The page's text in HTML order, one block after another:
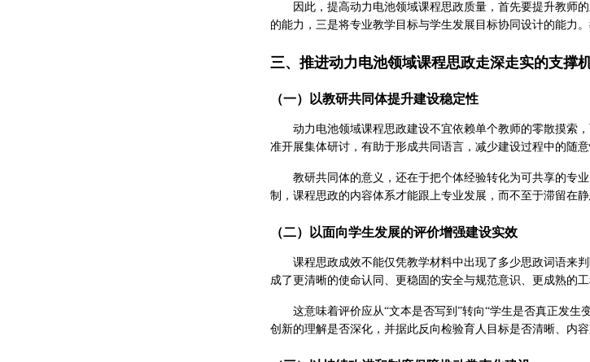
因此，提高动力电池领域课程思政质量，首先要提升教师
的能力，三是将专业教学目标与学生发展目标协同设计的能力
三、推进动力电池领域课程思政走深走实的支撑
（一）以教研共同体提升建设稳定性
动力电池领域课程思政建设不宜依赖单个教师的零散摸索
准开展集体研讨，有助于形成共同语言，减少建设过程中的随意
教研共同体的意义，还在于把个体经验转化为可共享的专
制，课程思政的内容体系才能跟上专业发展，而不至于滞留在静
（二）以面向学生发展的评价增强建设实效
课程思政成效不能仅凭教学材料中出现了多少思政词语来
成了更清晰的使命认同、更稳固的安全与规范意识、更成熟的
这意味着评价应从“文本是否写到”转向“学生是否真正发
创新的理解是否深化，并据此反向检验育人目标是否清晰、内